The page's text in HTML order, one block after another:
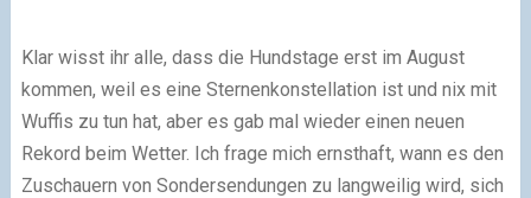
Klar wisst ihr alle, dass die Hundstage erst im August
kommen, weil es eine Sternenkonstellation ist und nix mit
Wuffis zu tun hat, aber es gab mal wieder einen neuen
Rekord beim Wetter. Ich frage mich ernsthaft, wann es den
Zuschauern von Sondersendungen zu langweilig wird, sich